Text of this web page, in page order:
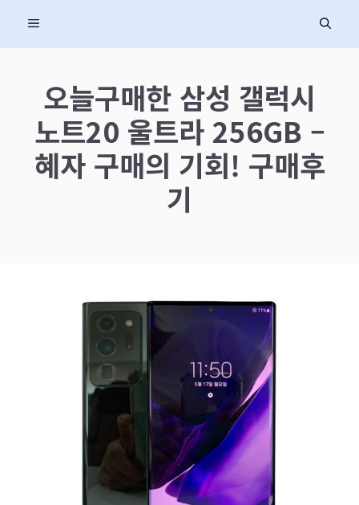
MENU
오늘구매한 삼성 갤럭시
노트20 울트라 256GB –
혜자 구매의 기회! 구매후
기